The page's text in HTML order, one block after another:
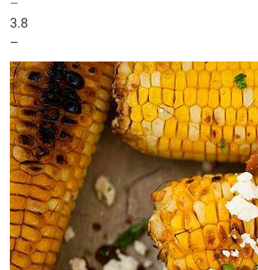
–
3.8
–